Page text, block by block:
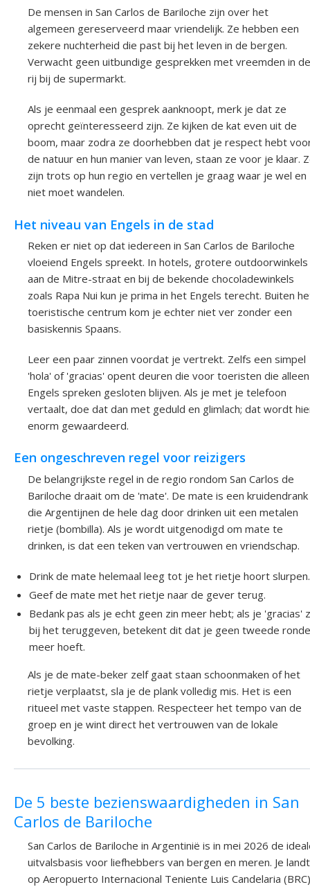
De mensen in San Carlos de Bariloche zijn over het
algemeen gereserveerd maar vriendelijk. Ze hebben een
zekere nuchterheid die past bij het leven in de bergen.
Verwacht geen uitbundige gesprekken met vreemden in de
rij bij de supermarkt.
Als je eenmaal een gesprek aanknoopt, merk je dat ze
oprecht geïnteresseerd zijn. Ze kijken de kat even uit de
boom, maar zodra ze doorhebben dat je respect hebt
de natuur en hun manier van leven, staan ze voor je klaar.
zijn trots op hun regio en vertellen je graag waar je wel en
niet moet wandelen.
Het niveau van Engels in de stad
Reken er niet op dat iedereen in San Carlos de Bariloche
vloeiend Engels spreekt. In hotels, grotere outdoorwinkels
aan de Mitre-straat en bij de bekende chocoladewinkels
zoals Rapa Nui kun je prima in het Engels terecht. Buiten
toeristische centrum kom je echter niet ver zonder een
basiskennis Spaans.
Leer een paar zinnen voordat je vertrekt. Zelfs een simpel
'hola' of 'gracias' opent deuren die voor toeristen die alleen
Engels spreken gesloten blijven. Als je met je telefoon
vertaalt, doe dat dan met geduld en glimlach; dat wordt
enorm gewaardeerd.
Een ongeschreven regel voor reizigers
De belangrijkste regel in de regio rondom San Carlos de
Bariloche draait om de 'mate'. De mate is een kruidendrank
die Argentijnen de hele dag door drinken uit een metalen
rietje (bombilla). Als je wordt uitgenodigd om mate te
drinken, is dat een teken van vertrouwen en vriendschap.
Drink de mate helemaal leeg tot je het rietje hoort slurpen.
Geef de mate met het rietje naar de gever terug.
Bedank pas als je echt geen zin meer hebt; als je 'gracias'
bij het teruggeven, betekent dit dat je geen tweede
meer hoeft.
Als je de mate-beker zelf gaat staan schoonmaken of het
rietje verplaatst, sla je de plank volledig mis. Het is een
ritueel met vaste stappen. Respecteer het tempo van de
groep en je wint direct het vertrouwen van de lokale
bevolking.
De 5 beste bezienswaardigheden in San
Carlos de Bariloche
San Carlos de Bariloche in Argentinië is in mei 2026 de
uitvalsbasis voor liefhebbers van bergen en meren. Je landt
op Aeropuerto Internacional Teniente Luis Candelaria